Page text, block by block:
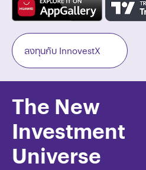
ลงทุนกับ InnovestX
The New
Investment
Universe